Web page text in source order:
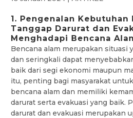
1. Pengenalan Kebutuhan
Tanggap Darurat dan
Menghadapi Bencana
Bencana alam merupakan situasi
dan seringkali dapat
baik dari segi ekonomi maupun
itu, penting bagi masyarakat
bencana alam dan memiliki
darurat serta evakuasi yang baik.
darurat dan evakuasi merupakan